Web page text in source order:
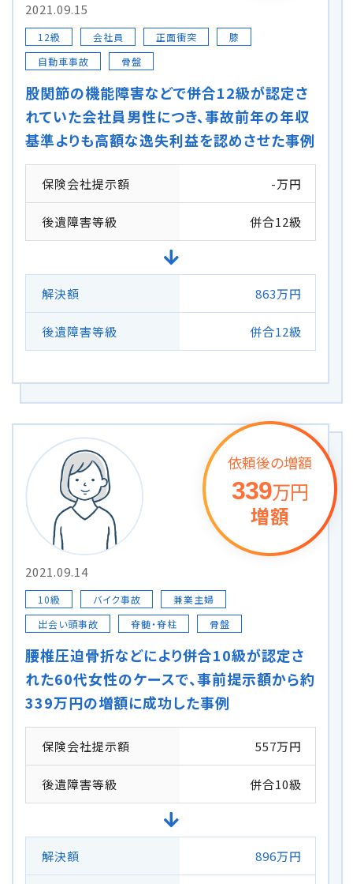
2021.09.15
12級 会社員 正面衝突
膝
自動車事故
骨盤
股関節の機能障害などで併合12級が認定さ
れていた会社員男性につき、事故前年の年収
基準よりも高額な逸失利益を認めさせた事例
保険会社提示額 -万円
後遺障害等級 併合12級
解決額 863万円
後遺障害等級 併合12級
2021.09.14
10級 バイク事故
兼業主婦
出会い頭事故
脊髄・脊柱 骨盤
腰椎圧迫骨折などにより併合10級が認定さ
れた60代女性のケースで、事前提示額から約
339万円の増額に成功した事例
保険会社提示額 557万円
後遺障害等級 併合10級
解決額 896万円
依頼後の増額
339万円
増額